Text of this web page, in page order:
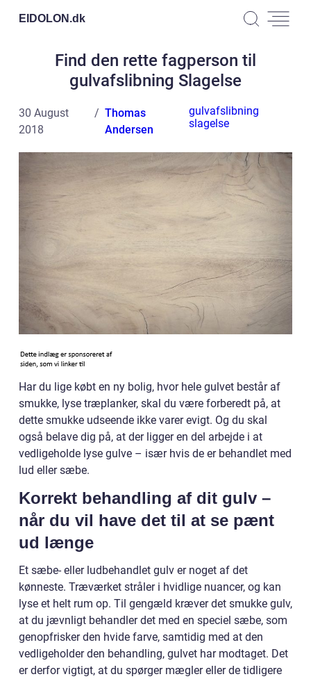
EIDOLON.dk
Find den rette fagperson til
gulvafslibning Slagelse
30 August
2018
Thomas
Andersen
gulvafslibning
slagelse
Har du lige købt en ny bolig, hvor hele gulvet består af
smukke, lyse træplanker, skal du være forberedt på, at
dette smukke udseende ikke varer evigt. Og du skal
også belave dig på, at der ligger en del arbejde i at
vedligeholde lyse gulve – især hvis de er behandlet med
lud eller sæbe.
Korrekt behandling af dit gulv –
når du vil have det til at se pænt
ud længe
Et sæbe- eller ludbehandlet gulv er noget af det
kønneste. Træværket stråler i hvidlige nuancer, og kan
lyse et helt rum op. Til gengæld kræver det smukke gulv,
at du jævnligt behandler det med en speciel sæbe, som
genopfrisker den hvide farve, samtidig med at den
vedligeholder den behandling, gulvet har modtaget. Det
er derfor vigtigt, at du spørger mægler eller de tidligere